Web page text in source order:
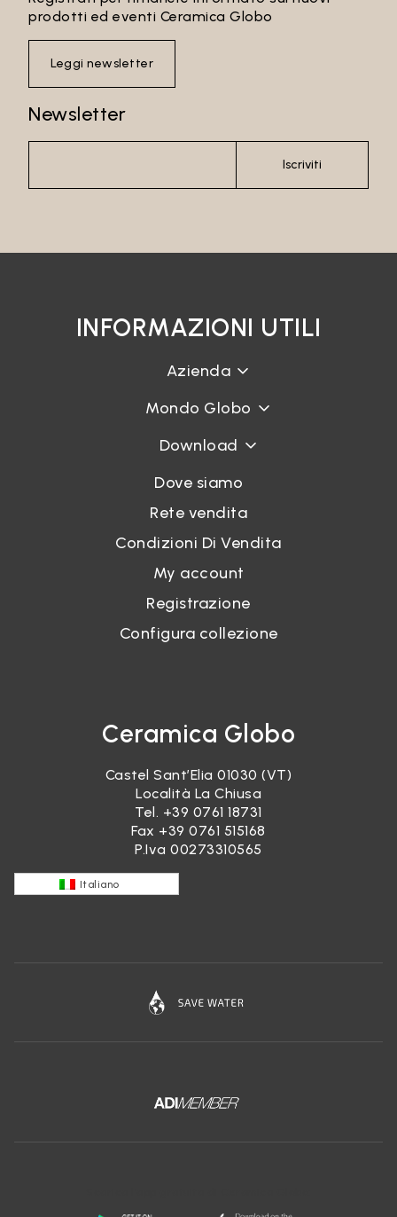
prodotti ed eventi Ceramica Globo
Leggi newsletter
Newsletter
Iscriviti
INFORMAZIONI UTILI
Azienda
Mondo Globo
Download
Dove siamo
Rete vendita
Condizioni Di Vendita
My account
Registrazione
Configura collezione
Ceramica Globo
Castel Sant’Elia 01030 (VT)
Località La Chiusa
Tel. +39 0761 18731
Fax +39 0761 515168
P.Iva 00273310565
Italiano